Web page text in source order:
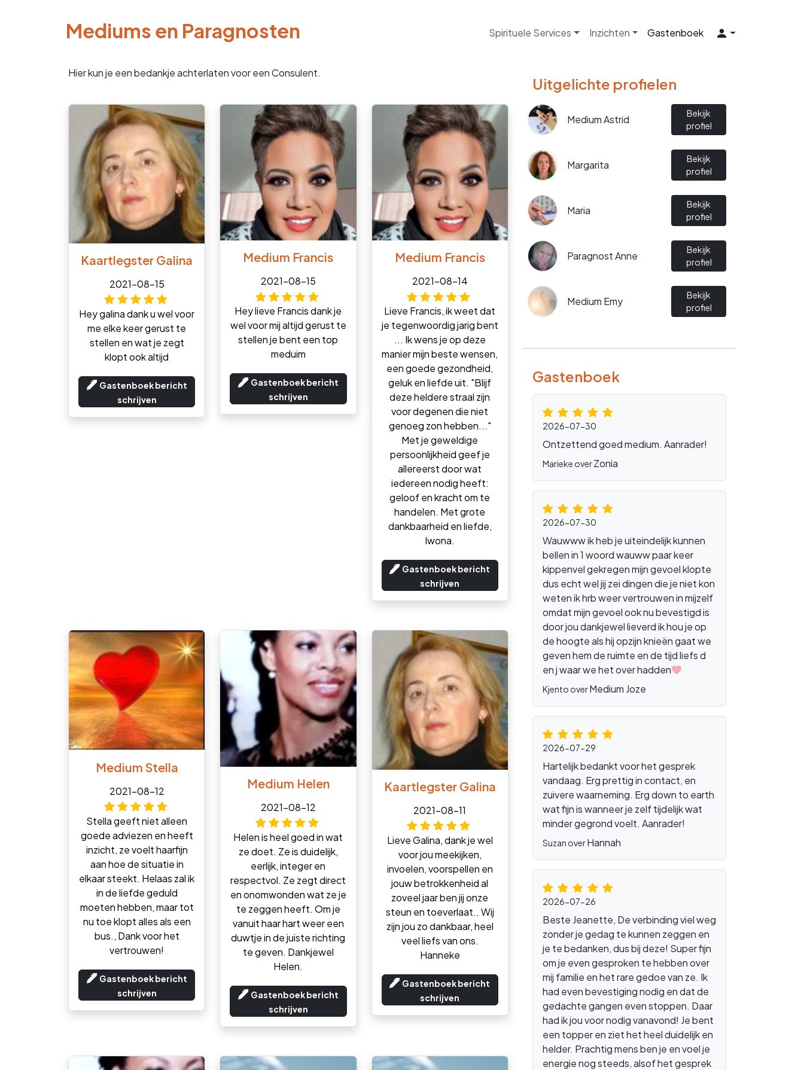
Mediums en Paragnosten Spirituele Services Inzichten Gastenboek
Hier kun je een bedankje achterlaten voor een Consulent.
Kaartlegster Galina
2021-08-15
Hey galina dank u wel voor
me elke keer gerust te
stellen en wat je zegt
klopt ook altijd
Gastenboek bericht
schrijven
Medium Francis
2021-08-15
Hey lieve Francis dank je
wel voor mij altijd gerust te
stellen je bent een top
meduim
Gastenboek bericht
schrijven
Medium Francis
2021-08-14
Lieve Francis, ik weet dat
je tegenwoordig jarig bent
... Ik wens je op deze
manier mijn beste wensen,
een goede gezondheid,
geluk en liefde uit. "Blijf
deze heldere straal zijn
voor degenen die niet
genoeg zon hebben..."
Met je geweldige
persoonlijkheid geef je
allereerst door wat
iedereen nodig heeft:
geloof en kracht om te
handelen. Met grote
dankbaarheid en liefde,
Iwona.
Gastenboek bericht
schrijven
Medium Stella
2021-08-12
Stella geeft niet alleen
goede adviezen en heeft
inzicht, ze voelt haarfijn
aan hoe de situatie in
elkaar steekt. Helaas zal ik
in de liefde geduld
moeten hebben, maar tot
nu toe klopt alles als een
bus., Dank voor het
vertrouwen!
Gastenboek bericht
schrijven
Medium Helen
2021-08-12
Helen is heel goed in wat
ze doet. Ze is duidelijk,
eerlijk, integer en
respectvol. Ze zegt direct
en onomwonden wat ze je
te zeggen heeft. Om je
vanuit haar hart weer een
duwtje in de juiste richting
te geven. Dankjewel
Helen.
Gastenboek bericht
schrijven
Kaartlegster Galina
2021-08-11
Lieve Galina, dank je wel
voor jou meekijken,
invoelen, voorspellen en
jouw betrokkenheid al
zoveel jaar ben jij onze
steun en toeverlaat.. Wij
zijn jou zo dankbaar, heel
veel liefs van ons.
Hanneke
Gastenboek bericht
schrijven
Uitgelichte profielen
Medium Astrid
Bekijk
profiel
Margarita
Bekijk
profiel
Maria
Bekijk
profiel
Paragnost Anne
Bekijk
profiel
Medium Emy
Bekijk
profiel
Gastenboek
2026-07-30
Ontzettend goed medium. Aanrader!
Marieke overZonia
2026-07-30
Wauwww ik heb je uiteindelijk kunnen
bellen in 1 woord wauww paar keer
kippenvel gekregen mijn gevoel klopte
dus echt wel jij zei dingen die je niet kon
weten ik hrb weer vertrouwen in mijzelf
omdat mijn gevoel ook nu bevestigd is
door jou dankjewel lieverd ik hou je op
de hoogte als hij opzijn knieën gaat we
geven hem de ruimte en de tijd liefs d
en j waar we het over hadden
Kjento overMedium Joze
2026-07-29
Hartelijk bedankt voor het gesprek
vandaag. Erg prettig in contact, en
zuivere waarneming. Erg down to earth
wat fijn is wanneer je zelf tijdelijk wat
minder gegrond voelt. Aanrader!
Suzan overHannah
2026-07-26
Beste Jeanette, De verbinding viel weg
zonder je gedag te kunnen zeggen en
je te bedanken, dus bij deze! Super fijn
om je even gesproken te hebben over
mij familie en het rare gedoe van ze. Ik
had even bevestiging nodig en dat de
gedachte gangen even stoppen. Daar
had ik jou voor nodig vanavond! Je bent
een topper en ziet het heel duidelijk en
helder. Prachtig mens ben je en voel je
energie nog steeds, alsof het gesprek